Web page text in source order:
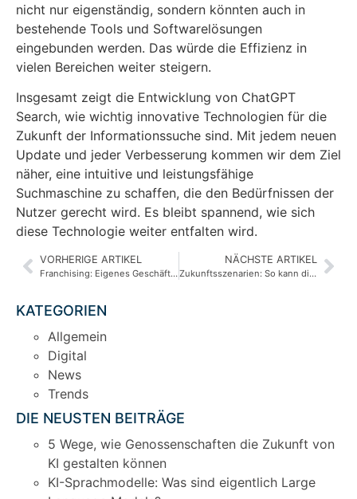
nicht nur eigenständig, sondern könnten auch in
bestehende Tools und Softwarelösungen
eingebunden werden. Das würde die Effizienz in
vielen Bereichen weiter steigern.
Insgesamt zeigt die Entwicklung von ChatGPT
Search, wie wichtig innovative Technologien für die
Zukunft der Informationssuche sind. Mit jedem neuen
Update und jeder Verbesserung kommen wir dem Ziel
näher, eine intuitive und leistungsfähige
Suchmaschine zu schaffen, die den Bedürfnissen der
Nutzer gerecht wird. Es bleibt spannend, wie sich
diese Technologie weiter entfalten wird.
VORHERIGE ARTIKEL
Franchising: Eigenes Geschäft mit System – Erfolgreich durch bewährte Konzepte
NÄCHSTE ARTIKEL
Zukunftsszenarien: So kann die Energiewende gelingen
KATEGORIEN
Allgemein
Digital
News
Trends
DIE NEUSTEN BEITRÄGE
5 Wege, wie Genossenschaften die Zukunft von
KI gestalten können
KI-Sprachmodelle: Was sind eigentlich Large